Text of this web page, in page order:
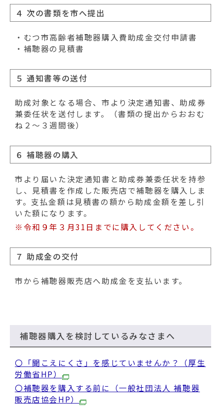
４ 次の書類を市へ提出
・むつ市高齢者補聴器購入費助成金交付申請書
・補聴器の見積書
５ 通知書等の送付
助成対象となる場合、市より決定通知書、助成券
兼委任状を送付します。（書類の提出からおおむ
ね２～３週間後）
６ 補聴器の購入
市より届いた決定通知書と助成券兼委任状を持参
し、見積書を作成した販売店で補聴器を購入しま
す。支払金額は見積書の額から助成金額を差し引
いた額になります。
※令和９年３月31日までに購入してください。
７ 助成金の交付
市から補聴器販売店へ助成金を支払います。
補聴器購入を検討しているみなさまへ
〇「聞こえにくさ」を感じていませんか？（厚生
労働省HP）
〇補聴器を購入する前に（一般社団法人 補聴器
販売店協会HP）